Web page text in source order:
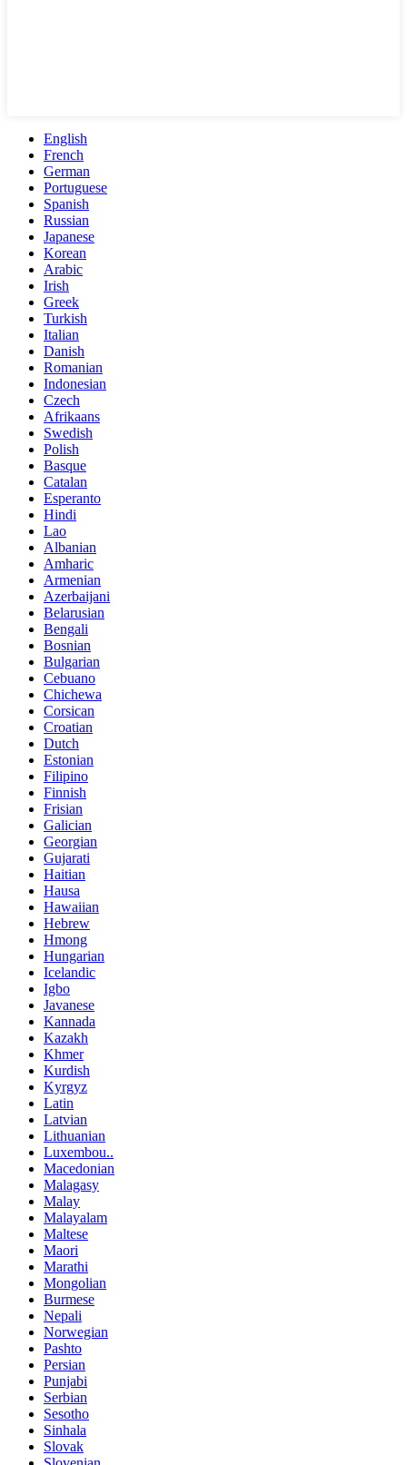
English
French
German
Portuguese
Spanish
Russian
Japanese
Korean
Arabic
Irish
Greek
Turkish
Italian
Danish
Romanian
Indonesian
Czech
Afrikaans
Swedish
Polish
Basque
Catalan
Esperanto
Hindi
Lao
Albanian
Amharic
Armenian
Azerbaijani
Belarusian
Bengali
Bosnian
Bulgarian
Cebuano
Chichewa
Corsican
Croatian
Dutch
Estonian
Filipino
Finnish
Frisian
Galician
Georgian
Gujarati
Haitian
Hausa
Hawaiian
Hebrew
Hmong
Hungarian
Icelandic
Igbo
Javanese
Kannada
Kazakh
Khmer
Kurdish
Kyrgyz
Latin
Latvian
Lithuanian
Luxembou..
Macedonian
Malagasy
Malay
Malayalam
Maltese
Maori
Marathi
Mongolian
Burmese
Nepali
Norwegian
Pashto
Persian
Punjabi
Serbian
Sesotho
Sinhala
Slovak